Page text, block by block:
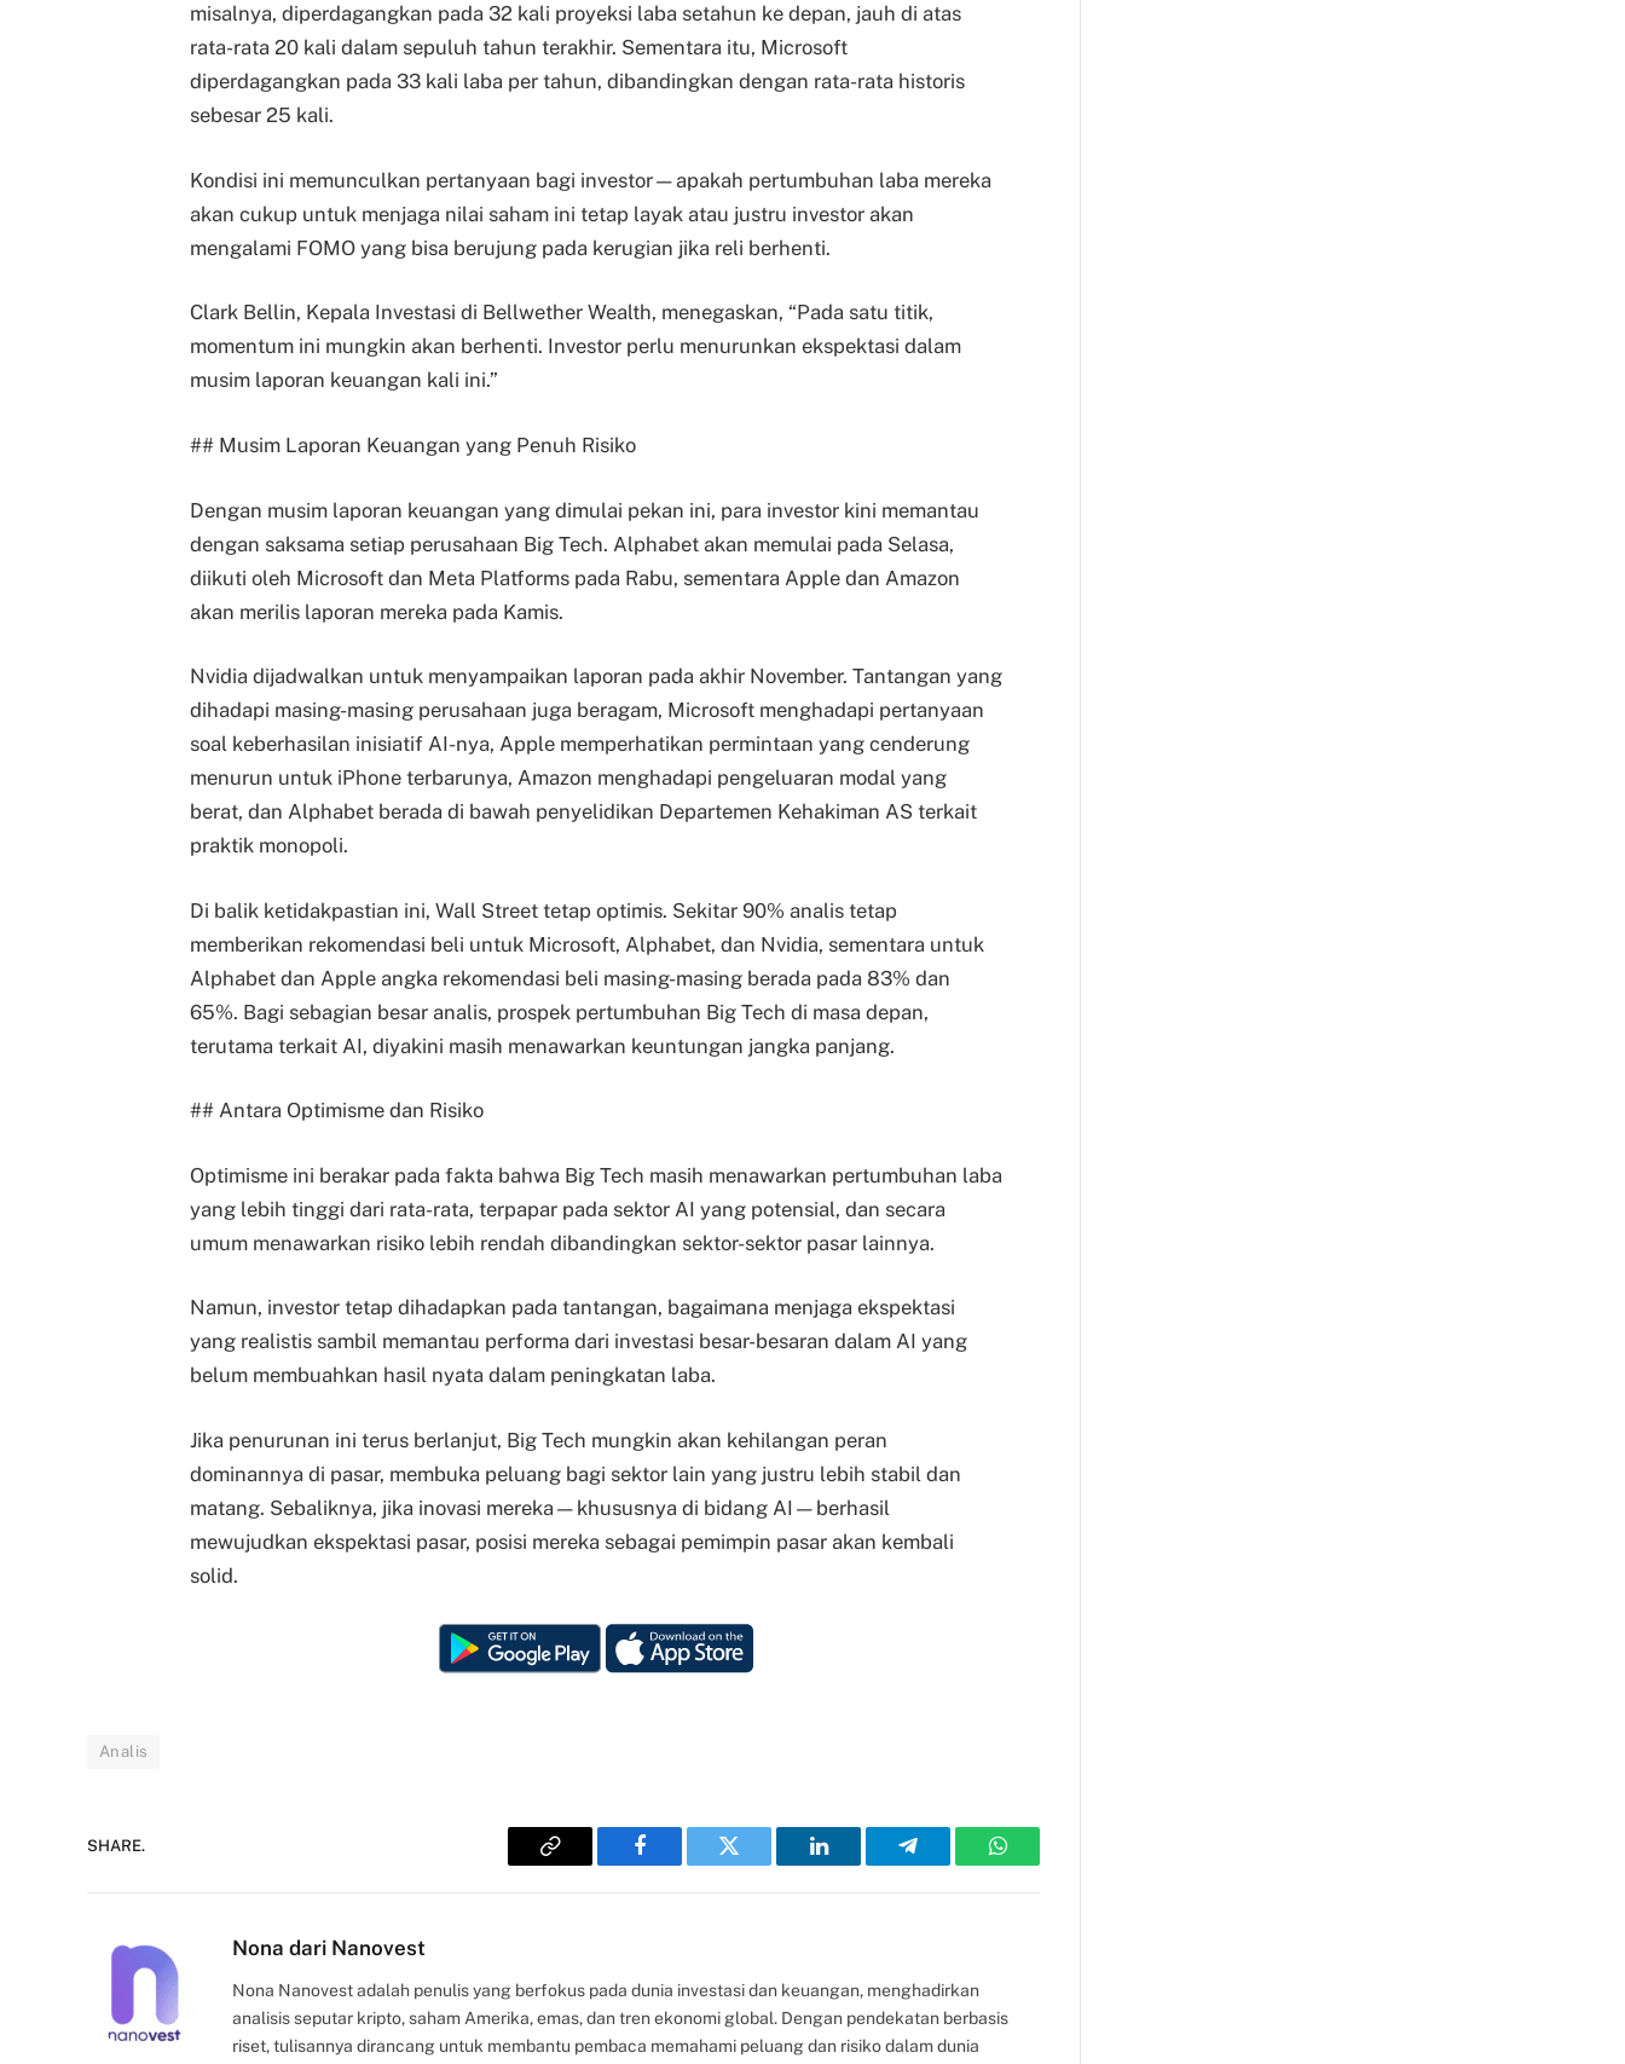
misalnya, diperdagangkan pada 32 kali proyeksi laba setahun ke depan, jauh di atas
rata-rata 20 kali dalam sepuluh tahun terakhir. Sementara itu, Microsoft
diperdagangkan pada 33 kali laba per tahun, dibandingkan dengan rata-rata historis
sebesar 25 kali.
Kondisi ini memunculkan pertanyaan bagi investor—apakah pertumbuhan laba mereka
akan cukup untuk menjaga nilai saham ini tetap layak atau justru investor akan
mengalami FOMO yang bisa berujung pada kerugian jika reli berhenti.
Clark Bellin, Kepala Investasi di Bellwether Wealth, menegaskan, “Pada satu titik,
momentum ini mungkin akan berhenti. Investor perlu menurunkan ekspektasi dalam
musim laporan keuangan kali ini.”
## Musim Laporan Keuangan yang Penuh Risiko
Dengan musim laporan keuangan yang dimulai pekan ini, para investor kini memantau
dengan saksama setiap perusahaan Big Tech. Alphabet akan memulai pada Selasa,
diikuti oleh Microsoft dan Meta Platforms pada Rabu, sementara Apple dan Amazon
akan merilis laporan mereka pada Kamis.
Nvidia dijadwalkan untuk menyampaikan laporan pada akhir November. Tantangan yang
dihadapi masing-masing perusahaan juga beragam, Microsoft menghadapi pertanyaan
soal keberhasilan inisiatif AI-nya, Apple memperhatikan permintaan yang cenderung
menurun untuk iPhone terbarunya, Amazon menghadapi pengeluaran modal yang
berat, dan Alphabet berada di bawah penyelidikan Departemen Kehakiman AS terkait
praktik monopoli.
Di balik ketidakpastian ini, Wall Street tetap optimis. Sekitar 90% analis tetap
memberikan rekomendasi beli untuk Microsoft, Alphabet, dan Nvidia, sementara untuk
Alphabet dan Apple angka rekomendasi beli masing-masing berada pada 83% dan
65%. Bagi sebagian besar analis, prospek pertumbuhan Big Tech di masa depan,
terutama terkait AI, diyakini masih menawarkan keuntungan jangka panjang.
## Antara Optimisme dan Risiko
Optimisme ini berakar pada fakta bahwa Big Tech masih menawarkan pertumbuhan laba
yang lebih tinggi dari rata-rata, terpapar pada sektor AI yang potensial, dan secara
umum menawarkan risiko lebih rendah dibandingkan sektor-sektor pasar lainnya.
Namun, investor tetap dihadapkan pada tantangan, bagaimana menjaga ekspektasi
yang realistis sambil memantau performa dari investasi besar-besaran dalam AI yang
belum membuahkan hasil nyata dalam peningkatan laba.
Jika penurunan ini terus berlanjut, Big Tech mungkin akan kehilangan peran
dominannya di pasar, membuka peluang bagi sektor lain yang justru lebih stabil dan
matang. Sebaliknya, jika inovasi mereka—khususnya di bidang AI—berhasil
mewujudkan ekspektasi pasar, posisi mereka sebagai pemimpin pasar akan kembali
solid.
Analis
SHARE.
Copy
Facebook Twitter LinkedIn Telegram WhatsApp
Nona dari Nanovest
Nona Nanovest adalah penulis yang berfokus pada dunia investasi dan keuangan, menghadirkan
analisis seputar kripto, saham Amerika, emas, dan tren ekonomi global. Dengan pendekatan berbasis
riset, tulisannya dirancang untuk membantu pembaca memahami peluang dan risiko dalam dunia